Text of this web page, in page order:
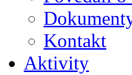
Kontakt
Aktivity